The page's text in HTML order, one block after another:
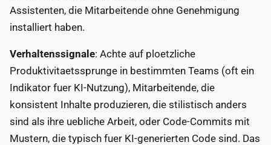
Assistenten, die Mitarbeitende ohne Genehmigung
installiert haben.
Verhaltenssignale: Achte auf ploetzliche
Produktivitaetssprunge in bestimmten Teams (oft ein
Indikator fuer KI-Nutzung), Mitarbeitende, die
konsistent Inhalte produzieren, die stilistisch anders
sind als ihre uebliche Arbeit, oder Code-Commits mit
Mustern, die typisch fuer KI-generierten Code sind. Das